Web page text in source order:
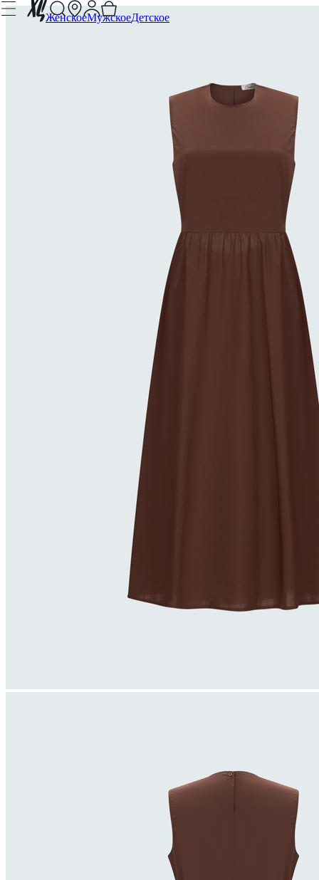
ЖенскоеМужскоеДетское